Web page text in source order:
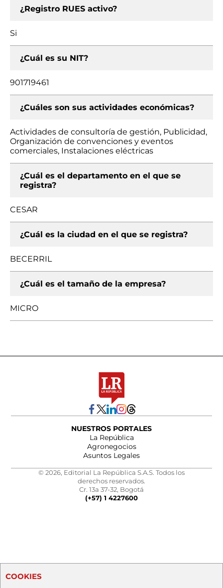
¿Registro RUES activo?
Si
¿Cuál es su NIT?
901719461
¿Cuáles son sus actividades económicas?
Actividades de consultoría de gestión, Publicidad,
Organización de convenciones y eventos
comerciales, Instalaciones eléctricas
¿Cuál es el departamento en el que se
registra?
CESAR
¿Cuál es la ciudad en el que se registra?
BECERRIL
¿Cuál es el tamaño de la empresa?
MICRO
NUESTROS PORTALES
La República
Agronegocios
Asuntos Legales
© 2026, Editorial La República S.A.S. Todos los
derechos reservados.
Cr. 13a 37-32, Bogotá
(+57) 1 4227600
COOKIES